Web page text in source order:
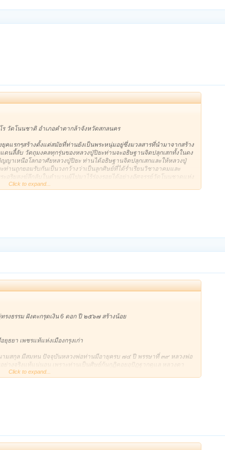
วัดโนนชาติ อำเภอคำตากล้าจังหวัดสกลนคร
คแรกๆสร้างตั้งแต่สมัยที่ท่านยังเป็นพระหนุ่มอยู่ซึ่งมวลสารที่นำมาจากสร้าง
ดนลี้ลับ วัตถุมงคลทุกรุ่นของหลวงปู่ปิยะท่านจะอธิษฐานจิตปลุกเสกทั้งในดง
าเหนือโลกอาศัยหลวงปู่ปิยะ ท่านได้อธิษฐานจิตปลุกเสกและให้หลวงปู่
านถูกยอมรับกันเป็นวงกว้างว่าเป็นลูกศิษย์ที่ได้ร่ำเรียนวิชาอาคมและ
อริยสงฆ์ลึกลับในตำนานผู้ไปมาไร้ร่องรอยได้อย่างอัศจรรย์วัดโนนชาดแห่ง
วงปู่เทพโลกอุดรเคยเหาะมา มาในร่างฤาษีไว้หนวดเครารุงรังพร้อมไม้เท้า
นโนนชาด ซึ่งในสมัยนั้นมีนิตยสารตีพิมพ์เรื่องราวเกี่ยวกับวัดโนนชาดหลาย
ในดงหรือที่เรียกกันว่าหลวงปู่เทพโลกอุดรเดินทางมาที่วัดโนนชาดและ
จริงของหลวงปู่ใหญ่ เทพโลกอุดรที่เคยมาปรากฏกายในร่างฤาษีให้ผู้คน
ทิพย์ในดงลี้ลับ รับประกันพระแท้ครับ
Click to expand...
งธรรม ฝังตะกรุดเงิน 6 ดอก ปี ๒๕๖๗ สร้างน้อย
ยุธยา เพชรแท้แห่งเมืองกรุงเก่า
ามสกุล มีสมทน ปัจจุบันหลวงพ่อท่านมีอายุครบ ๗๔ ปี พรรษาที่ ๓๙ หลวงพ่อ
างจริงแท้แน่นอน เพราะท่านเป็นศิษย์ก้นกุฏิคอยอุปัฏฐากดูแล หลวงตา
โญ พระเถราจารย์ชื่อดังแห่งสำนักวัดประดู่ทรงธรรม โดยตั้งแต่บวชได้อยู่
ดพนัญเชิงวรวิหาร เมื่อครั้งดำรงสมณศักดิ์ที่ พระญาณไตรโลก เป็นพระอุปั
Click to expand...